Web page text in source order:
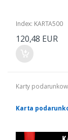
Index: KARTA500
120,48 EUR
Karty
Karta